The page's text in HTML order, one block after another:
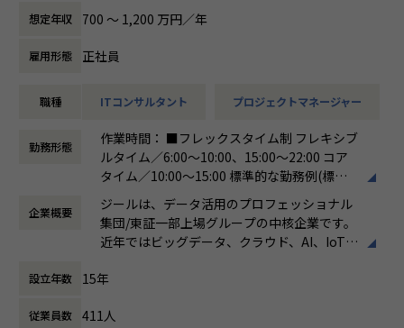
展する企業です。そして、社員全員が燃え続
ます。お客様に対する長期的な貢献を果たす
-担当顧客に対するアカウントプランの策定・実行
-顧客の経営・事業課題を踏まえた中長期ロードマップの
共同策定
-営業部門と連携した提案活動および受注に向けたアクシ
-ステアリングコミッティの設計・運営（経営層との合意
-顧客との関係構築およびリレーション強化
-社内外ステークホルダーとの調整・ファシリテーション
※データ領域については、専門的な開発スキルは必須では
なく、顧客折衝の場においてコミュニケーションが取れるレ
ベルで問題ありません。
■担当頂きたいミッション
ス機会を創出する
想定年収 700 〜 1,200 万円／年
雇用形態 正社員
職種 ITコンサルタント プロジェクトマネージャー
勤務形態
作業時間： ■フレックスタイム制 フレキシブ
ルタイム／6:00～10:00、15:00～22:00 コア
タイム／10:00～15:00 標準的な勤務例(標準
労働時間)／9:00～18:00
働き方：フレックス制（コアタイムあり）
時間外労働の有無： 有（月平均19時間）
休憩時間： 60分
企業概要
ジールは、データ活用のプロフェッショナル
集団/東証一部上場グループの中核企業です。
近年ではビッグデータ、クラウド、AI、IoTを
する立場にスコープを拡張しています。
顧客の大半は大手企業となっており、30年以
設立年数 15年
従業員数 411人